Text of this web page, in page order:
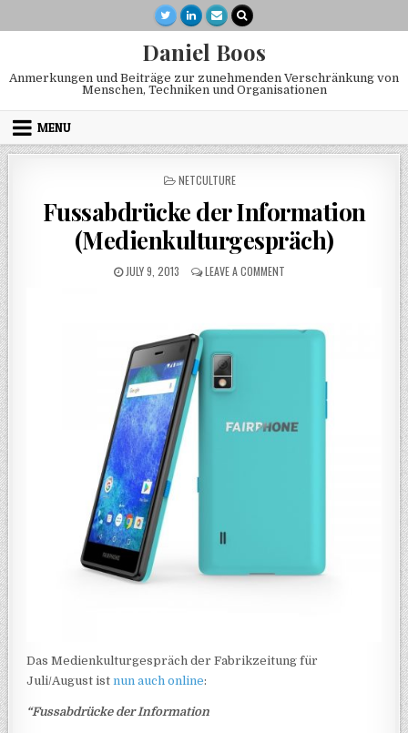
Daniel Boos
Anmerkungen und Beiträge zur zunehmenden Verschränkung von
Menschen, Techniken und Organisationen
MENU
POSTED IN
NETCULTURE
Fussabdrücke der Information
(Medienkulturgespräch)
PUBLISHED DATE:
JULY 9, 2013 LEAVE A COMMENT ON FUSSABDRÜCKE DER
Das Medienkulturgespräch der Fabrikzeitung für
Juli/August istnun auch online:
“Fussabdrücke der Information